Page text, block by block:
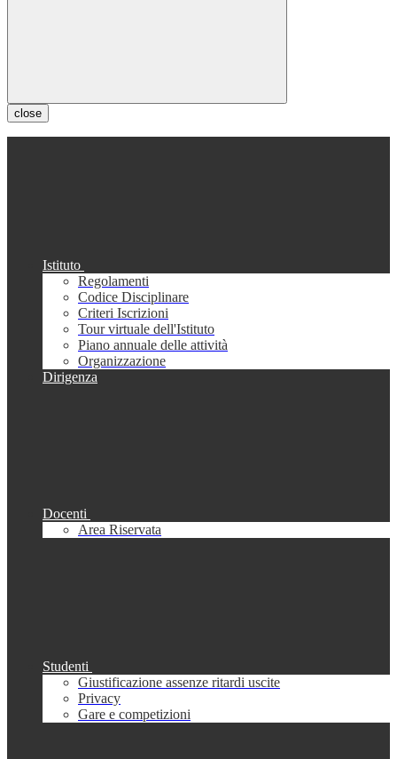
close
Istituto
Regolamenti
Codice Disciplinare
Criteri Iscrizioni
Tour virtuale dell'Istituto
Piano annuale delle attività
Organizzazione
Dirigenza
Docenti
Area Riservata
Studenti
Giustificazione assenze ritardi uscite
Privacy
Gare e competizioni